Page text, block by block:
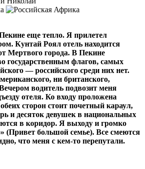
еще тепло. Я прилетел
Кунтай Роял отель находится
Мертвого города. В Пекине
государственным флагов, самых
— российского среди них нет.
ни британского,
водитель подвозит меня
отеля. Ко входу проложена
сторон стоит почетный караул,
и десяток девушек в национальных
в коридор. Я выходу и громко
(Привет большой семье). Все смеются
что меня с кем-то перепутали.